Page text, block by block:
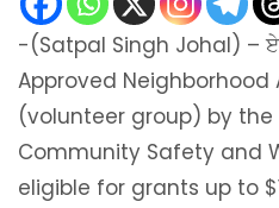
-(Satpal Singh Johal) –
Approved Neighborhood
(volunteer group) by the
Community Safety and
eligible for grants up to